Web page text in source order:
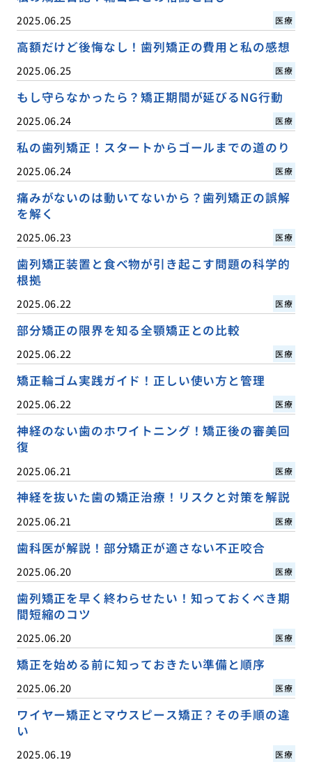
2025.06.25 医療
高額だけど後悔なし！歯列矯正の費用と私の感想
2025.06.25 医療
もし守らなかったら？矯正期間が延びるNG行動
2025.06.24 医療
私の歯列矯正！スタートからゴールまでの道のり
2025.06.24 医療
痛みがないのは動いてないから？歯列矯正の誤解
を解く
2025.06.23 医療
歯列矯正装置と食べ物が引き起こす問題の科学的
根拠
2025.06.22 医療
部分矯正の限界を知る全顎矯正との比較
2025.06.22 医療
矯正輪ゴム実践ガイド！正しい使い方と管理
2025.06.22 医療
神経のない歯のホワイトニング！矯正後の審美回
復
2025.06.21 医療
神経を抜いた歯の矯正治療！リスクと対策を解説
2025.06.21 医療
歯科医が解説！部分矯正が適さない不正咬合
2025.06.20 医療
歯列矯正を早く終わらせたい！知っておくべき期
間短縮のコツ
2025.06.20 医療
矯正を始める前に知っておきたい準備と順序
2025.06.20 医療
ワイヤー矯正とマウスピース矯正？その手順の違
い
2025.06.19 医療